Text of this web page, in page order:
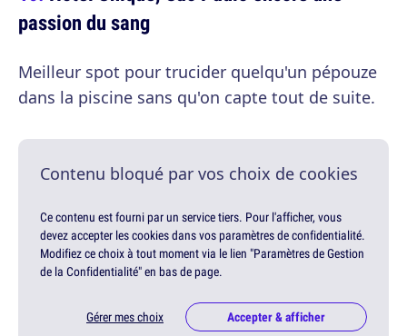
passion du sang
Meilleur spot pour trucider quelqu'un pépouze
dans la piscine sans qu'on capte tout de suite.
Contenu bloqué par vos choix de cookies
Ce contenu est fourni par un service tiers. Pour l'afficher, vous
devez accepter les cookies dans vos paramètres de confidentialité.
Modifiez ce choix à tout moment via le lien "Paramètres de Gestion
de la Confidentialité" en bas de page.
Gérer mes choix Accepter & afficher